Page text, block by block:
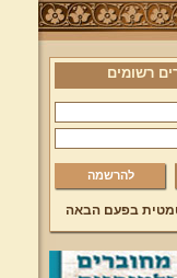
רשומים
להרשמה
בפעם הבאה